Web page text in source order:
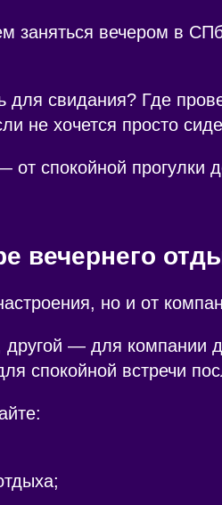
заняться вечером в
для свидания? Где
не хочется просто
спокойной прогулки
вечернего
но и от
— для компании
спокойной встречи